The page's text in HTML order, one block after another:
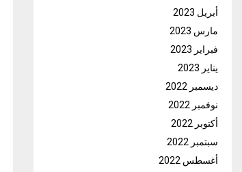
أبريل 2023
مارس 2023
فبراير 2023
يناير 2023
ديسمبر 2022
نوفمبر 2022
أكتوبر 2022
سبتمبر 2022
أغسطس 2022